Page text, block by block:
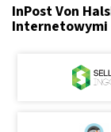
InPost Von
Internetowymi